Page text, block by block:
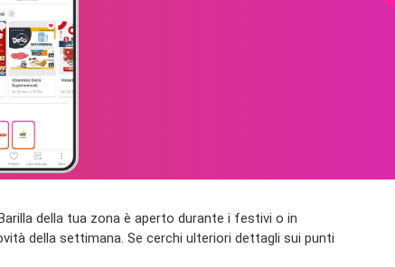
della tua zona è aperto durante i festivi o in
della settimana. Se cerchi ulteriori dettagli sui punti